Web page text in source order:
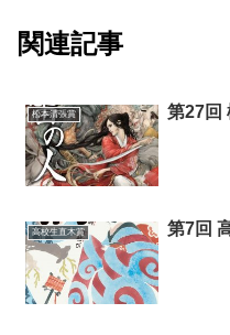
関連記事
松本清張賞 第27回
高校生直木賞 第7回